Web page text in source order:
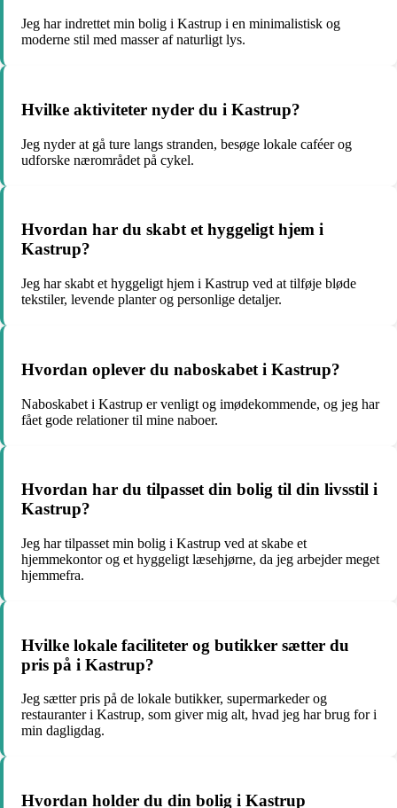
Jeg har indrettet min bolig i Kastrup i en minimalistisk og
moderne stil med masser af naturligt lys.
Hvilke aktiviteter nyder du i Kastrup?
Jeg nyder at gå ture langs stranden, besøge lokale caféer og
udforske nærområdet på cykel.
Hvordan har du skabt et hyggeligt hjem i
Kastrup?
Jeg har skabt et hyggeligt hjem i Kastrup ved at tilføje bløde
tekstiler, levende planter og personlige detaljer.
Hvordan oplever du naboskabet i Kastrup?
Naboskabet i Kastrup er venligt og imødekommende, og jeg har
fået gode relationer til mine naboer.
Hvordan har du tilpasset din bolig til din livsstil i
Kastrup?
Jeg har tilpasset min bolig i Kastrup ved at skabe et
hjemmekontor og et hyggeligt læsehjørne, da jeg arbejder meget
hjemmefra.
Hvilke lokale faciliteter og butikker sætter du
pris på i Kastrup?
Jeg sætter pris på de lokale butikker, supermarkeder og
restauranter i Kastrup, som giver mig alt, hvad jeg har brug for i
min dagligdag.
Hvordan holder du din bolig i Kastrup